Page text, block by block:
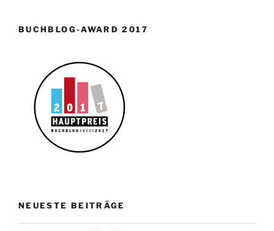
BUCHBLOG-AWARD 2017
NEUESTE BEITRÄGE